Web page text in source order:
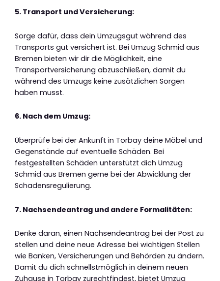
5. Transport und Versicherung:
Sorge dafür, dass dein Umzugsgut während des
Transports gut versichert ist. Bei Umzug Schmid aus
Bremen bieten wir dir die Möglichkeit, eine
Transportversicherung abzuschließen, damit du
während des Umzugs keine zusätzlichen Sorgen
haben musst.
6. Nach dem Umzug:
Überprüfe bei der Ankunft in Torbay deine Möbel und
Gegenstände auf eventuelle Schäden. Bei
festgestellten Schäden unterstützt dich Umzug
Schmid aus Bremen gerne bei der Abwicklung der
Schadensregulierung.
7. Nachsendeantrag und andere Formalitäten:
Denke daran, einen Nachsendeantrag bei der Post zu
stellen und deine neue Adresse bei wichtigen Stellen
wie Banken, Versicherungen und Behörden zu ändern.
Damit du dich schnellstmöglich in deinem neuen
Zuhause in Torbay zurechtfindest, bietet Umzug